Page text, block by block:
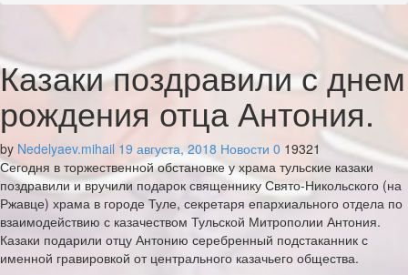
Казаки поздравили с днем
рождения отца Антония.
by Nedelyaev.mihail 19 августа, 2018 Новости 0 19321
Сегодня в торжественной обстановке у храма тульские казаки
поздравилии вручили подарок священнику Свято-Никольского (на
Ржавце) храма в городе Туле, секретаря епархиального отдела по
взаимодействию с казачеством Тульской Митрополии Антония.
Казаки подарили отцу Антонию серебренный подстаканник с
именной гравировкой от центрального казачьего общества.